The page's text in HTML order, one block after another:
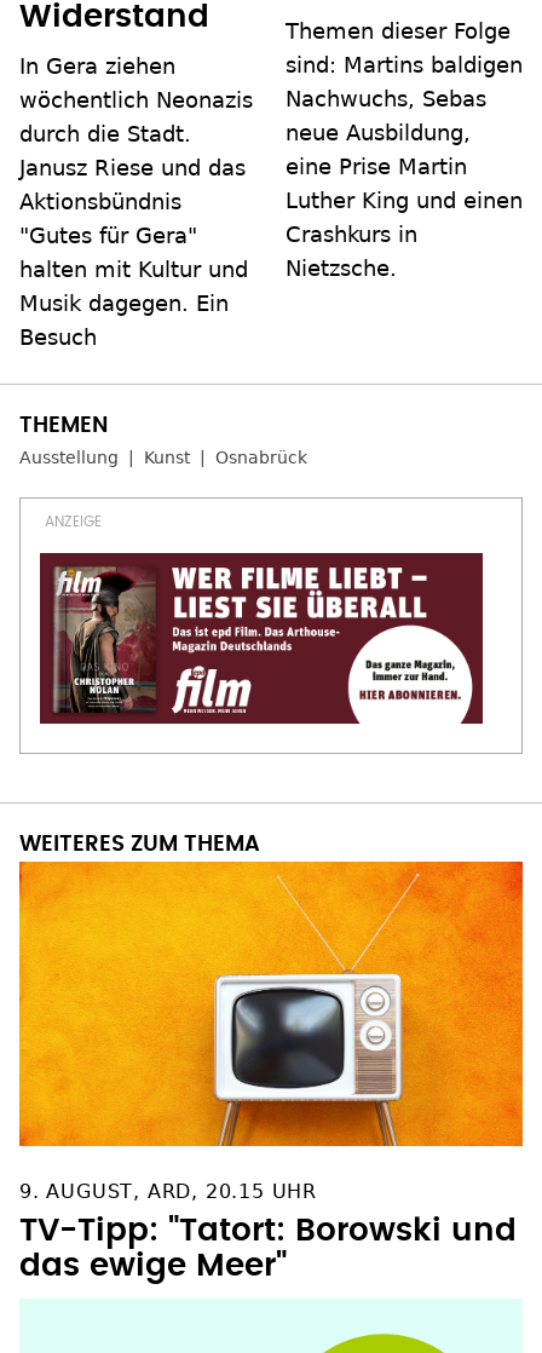
Widerstand
In Gera ziehen
wöchentlich Neonazis
durch die Stadt.
Janusz Riese und das
Aktionsbündnis
"Gutes für Gera"
halten mit Kultur und
Musik dagegen. Ein
Besuch
Themen dieser Folge
sind: Martins baldigen
Nachwuchs, Sebas
neue Ausbildung,
eine Prise Martin
Luther King und einen
Crashkurs in
Nietzsche.
Ausstellung Kunst Osnabrück
WEITERES ZUM THEMA
9. AUGUST, ARD, 20.15 UHR
TV-Tipp: "Tatort: Borowski und
das ewige Meer"